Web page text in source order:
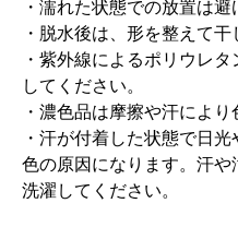
・濡れた状態での放置は避
・脱水後は、形を整えて干
・紫外線によるポリウレ
してください。
・濃色品は摩擦や汗によ
・汗が付着した状態で日
色の原因になります。汗
洗濯してください。